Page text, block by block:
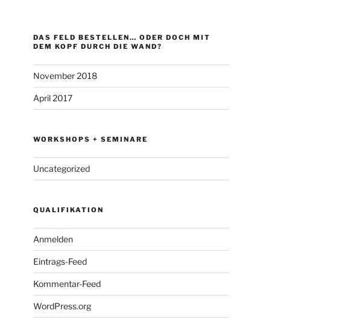
DAS FELD BESTELLEN… ODER DOCH MIT
DEM KOPF DURCH DIE WAND?
November 2018
April 2017
WORKSHOPS + SEMINARE
Uncategorized
QUALIFIKATION
Anmelden
Eintrags-Feed
Kommentar-Feed
WordPress.org